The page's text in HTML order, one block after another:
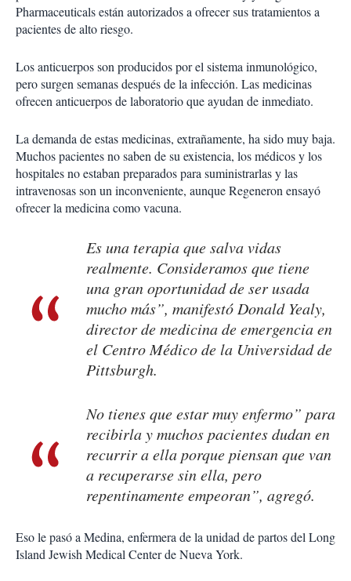
Pharmaceuticals están autorizados a ofrecer sus tratamientos a
pacientes de alto riesgo.
Los anticuerpos son producidos por el sistema inmunológico,
pero surgen semanas después de la infección. Las medicinas
ofrecen anticuerpos de laboratorio que ayudan de inmediato.
La demanda de estas medicinas, extrañamente, ha sido muy baja.
Muchos pacientes no saben de su existencia, los médicos y los
hospitales no estaban preparados para suministrarlas y las
intravenosas son un inconveniente, aunque Regeneron ensayó
ofrecer la medicina como vacuna.
Es una terapia que salva vidas
realmente. Consideramos que tiene
una gran oportunidad de ser usada
mucho más”, manifestó Donald Yealy,
director de medicina de emergencia en
el Centro Médico de la Universidad de
Pittsburgh.
No tienes que estar muy enfermo” para
recibirla y muchos pacientes dudan en
recurrir a ella porque piensan que van
a recuperarse sin ella, pero
repentinamente empeoran”, agregó.
Eso le pasó a Medina, enfermera de la unidad de partos del Long
Island Jewish Medical Center de Nueva York.